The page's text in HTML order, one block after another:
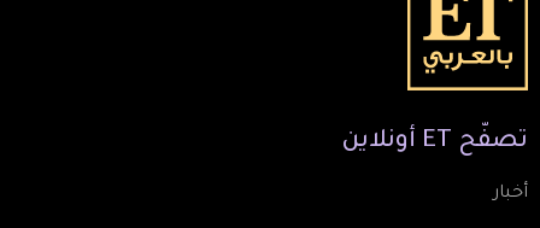
تصفّح ET أونلاين
أخبار